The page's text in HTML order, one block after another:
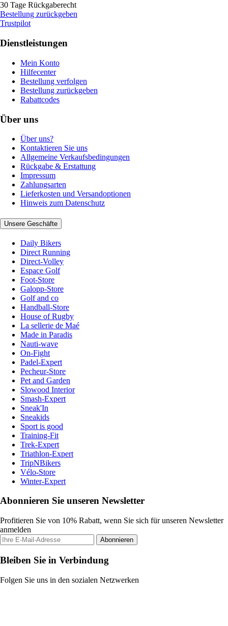
30 Tage Rückgaberecht
Bestellung zurückgeben
Trustpilot
Dienstleistungen
Mein Konto
Hilfecenter
Bestellung verfolgen
Bestellung zurückgeben
Rabattcodes
Über uns
Über uns?
Kontaktieren Sie uns
Allgemeine Verkaufsbedingungen
Rückgabe & Erstattung
Impressum
Zahlungsarten
Lieferkosten und Versandoptionen
Hinweis zum Datenschutz
Unsere Geschäfte
Daily Bikers
Direct Running
Direct-Volley
Espace Golf
Foot-Store
Galopp-Store
Golf and co
Handball-Store
House of Rugby
La sellerie de Maé
Made in Paradis
Nauti-wave
On-Fight
Padel-Expert
Pecheur-Store
Pet and Garden
Slowood Interior
Smash-Expert
Sneak'In
Sneakids
Sport is good
Training-Fit
Trek-Expert
Triathlon-Expert
TripNBikers
Vélo-Store
Winter-Expert
Abonnieren Sie unseren Newsletter
Profitieren Sie von 10% Rabatt, wenn Sie sich für unseren Newsletter
anmelden
Abonnieren
Bleiben Sie in Verbindung
Folgen Sie uns in den sozialen Netzwerken